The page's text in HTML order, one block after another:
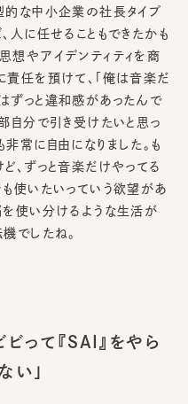
的な中小企業の社長タイプ
人に任せることもできたかも
想やアイデンティティを商
責任を預けて、「俺は音楽だ
ずっと違和感があったんで
自分で引き受けたいと思っ
常に自由になりました。も
、ずっと音楽だけやってる
も使いたいっていう欲望があ
を使い分けるような生活が
でしたね。
ビって『SAI』をやら
い」